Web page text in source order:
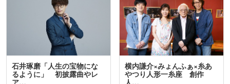
石井琢磨「人生の宝物にな
るように」 初披露曲やレ
横内謙介×みょんふぁ×糸あ
やつり人形一糸座 創作